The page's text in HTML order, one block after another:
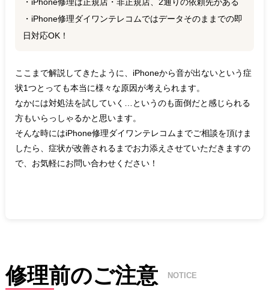
・iPhone修理ダイワンテレコムではデータそのままでの即
日対応OK！
ここまで解説してきたように、iPhoneから音が出ないという症
状1つとっても本当に様々な原因が考えられます。
なかには対処法を試していく…というのも面倒だと感じられる
方もいらっしゃるかと思います。
そんな時にはiPhone修理ダイワンテレコムまでご相談を頂けま
したら、症状が改善されるまでお力添えさせていただきますの
で、お気軽にお問い合わせください！
修理前のご注意 NOTICE